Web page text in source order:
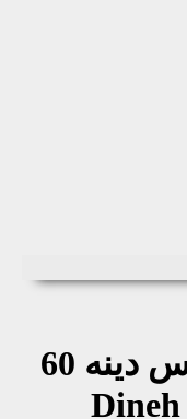
قرص سینامودین پلاس دینه 60